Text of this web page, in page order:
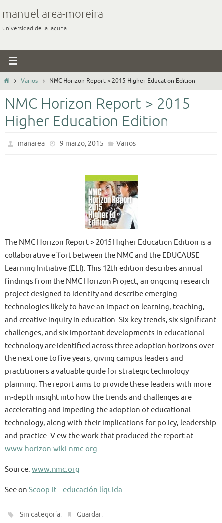
al
contenido
manuel area-moreira
universidad de la laguna
InicioVarios NMC Horizon Report > 2015 Higher Education Edition
NMC Horizon Report > 2015
Higher Education Edition
manarea 9 marzo, 2015 Varios
The NMC Horizon Report > 2015 Higher Education Edition is a
collaborative effort between the NMC and the EDUCAUSE
Learning Initiative (ELI). This 12th edition describes annual
findings from the NMC Horizon Project, an ongoing research
project designed to identify and describe emerging
technologies likely to have an impact on learning, teaching,
and creative inquiry in education. Six key trends, six significant
challenges, and six important developments in educational
technology are identified across three adoption horizons over
the next one to five years, giving campus leaders and
practitioners a valuable guide for strategic technology
planning. The report aims to provide these leaders with more
in-depth insight into how the trends and challenges are
accelerating and impeding the adoption of educational
technology, along with their implications for policy, leadership
and practice. View the work that produced the report at
www.horizon.wiki.nmc.org.
Source: www.nmc.org
See on Scoop.it–educación líquida
Sin categoría Guardar